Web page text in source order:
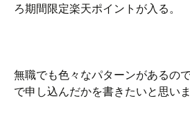
ろ期間限定楽天ポイントが入る。
無職でも色々なパターンがあるの
で申し込んだかを書きたいと思いま